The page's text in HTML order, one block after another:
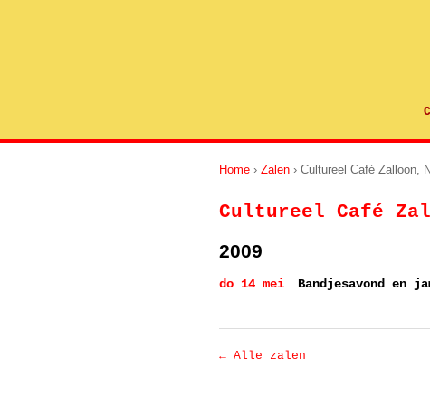
Home › Zalen › Cultureel Café Zalloon,
Cultureel Café
2009
do 14 mei Bandjesavond en
← Alle zalen